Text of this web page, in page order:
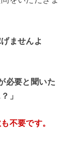
ませんよ
必要と聞いた
」
不要です。